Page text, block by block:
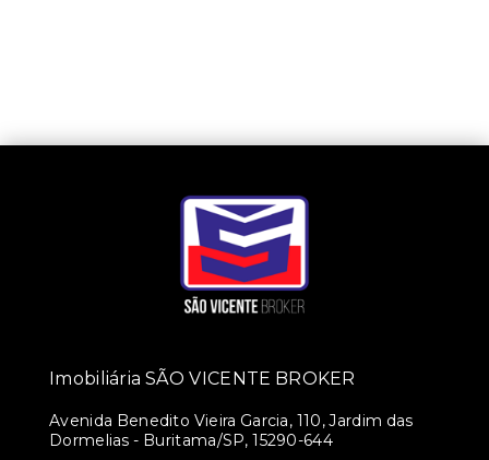
Imobiliária SÃO VICENTE BROKER
Avenida Benedito Vieira Garcia, 110, Jardim das
Dormelias - Buritama/SP, 15290-644